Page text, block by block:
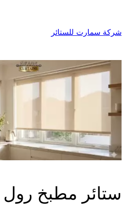
المحتوى
شركة سمارت للستائر
ستائر مطبخ رول​